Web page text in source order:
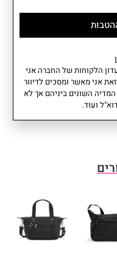
0.29 קג
עומק: 9 סמ I רוחב: 30 סמ I גובה:
הלקוחות של החברה אני
אני מאשר ומסכים לדיוור
השונים ביניהם אך לא
ועוד.